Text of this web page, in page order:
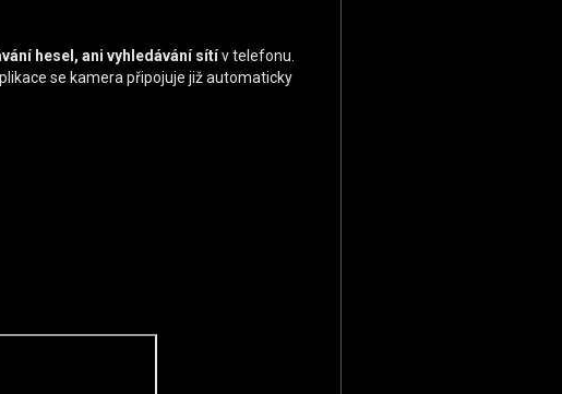
hesel, ani vyhledávání sítív telefonu.
se kamera připojuje již automaticky